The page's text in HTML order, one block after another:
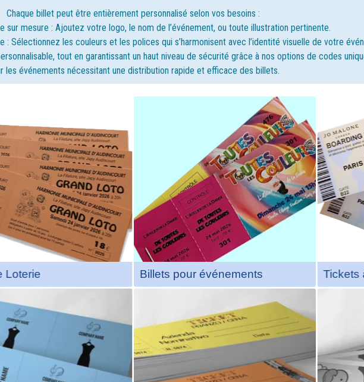
Chaque billet peut être entièrement personnalisé selon vos besoins :
sur mesure : Ajoutez votre logo, le nom de l’événement, ou toute illustration pertinente.
: Sélectionnez les couleurs et les polices qui s’harmonisent avec l’identité visuelle de votre
tout en garantissant un haut niveau de sécurité grâce à nos options de codes
les événements nécessitant une distribution rapide et efficace des billets.
Loterie Billets pour événements
une gestion facile
Plus d'infos
Tickets
attirer l’attention et marquer les
esprits.
papier coloré
papier coloré et
progressive, idéals
les festivals, foires ou
Les graphismes sont
personnalisables
à l’identité de
votre événement..
Plus d'infos
Billets pas cher
Conception et impression de
billets à prix réduit, avec une
souche et ticket détachable, en
impression monochrome et
numérotation progressive. Ces
billets économiques sont livrés
en carnets et offrent une
personnalisation graphique
complète.
Plus d'infos
Bons d'achat
de bons d'achat avec
perforée et numérotation
parfaits pour des
d'achat ou des billets de
Disponibles avec
Tickets repas
Tickets repas avec matrice
perforée et numérotation
progressive, idéals pour les
repas lors de festivals, foires ou
concours. Les graphismes sont